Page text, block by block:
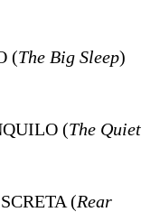
(The Big Sleep)
(The Quiet
(Rear